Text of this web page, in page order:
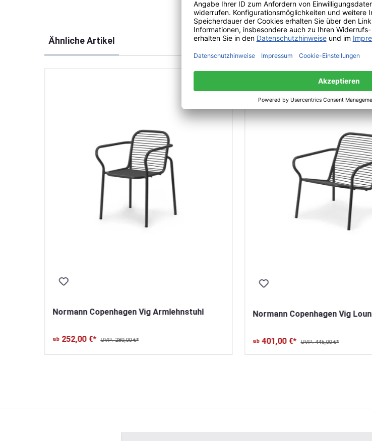
Ähnliche Artikel
Normann Copenhagen Vig Armlehnstuhl
ab 252,00 €* UVP: 280,00 €*
Normann Copenhagen Vig
ab 401,00 €* UVP: 445,00 €*